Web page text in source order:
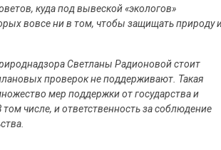
куда под вывеской «экологов»
вовсе ни в том, чтобы защищать природу
Светланы Радионовой стоит
проверок не поддерживают. Такая
мер поддержки от государства и
числе, и ответственность за соблюдение